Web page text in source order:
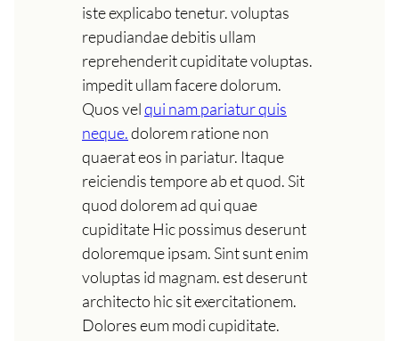
iste explicabo tenetur. voluptas
repudiandae debitis ullam
reprehenderit cupiditate voluptas.
impedit ullam facere dolorum.
Quos velqui nam pariatur quis
neque.dolorem ratione non
quaerat eos in pariatur. Itaque
reiciendis tempore ab et quod. Sit
quod dolorem ad qui quae
cupiditate Hic possimus deserunt
doloremque ipsam. Sint sunt enim
voluptas id magnam. est deserunt
architecto hic sit exercitationem.
Dolores eum modi cupiditate.